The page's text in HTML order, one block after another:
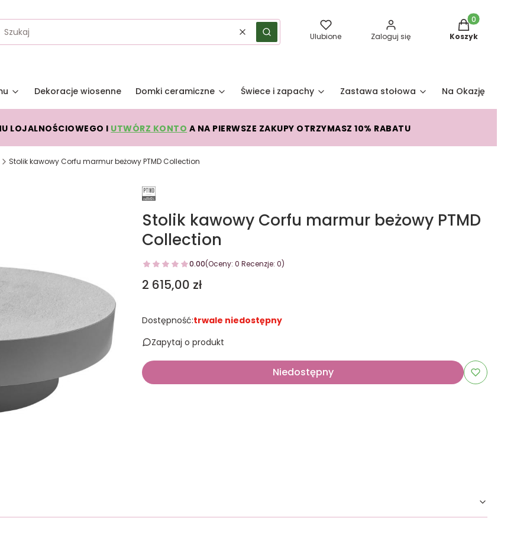
WyczyśćSzukaj Ulubione Zaloguj się
Produkty w
Koszyk
Dekoracje wiosenne Domki ceramiczne Świece i zapachy Zastawa stołowa Na Okazję
LOJALNOŚCIOWEGO I UTWÓRZ KONTO A NA PIERWSZE ZAKUPY OTRZYMASZ 10% RABATU
Stolik kawowy Corfu marmur beżowy PTMD Collection
Stolik kawowy Corfu marmur beżowy PTMD
Collection
0.00(Oceny: 0 Recenzje: 0)
Cena
2 615,00 zł
Dostępność:trwale niedostępny
Zapytaj o produkt
Niedostępny